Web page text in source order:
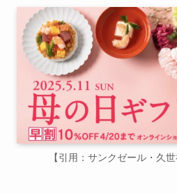
【引用：サンクゼール・久